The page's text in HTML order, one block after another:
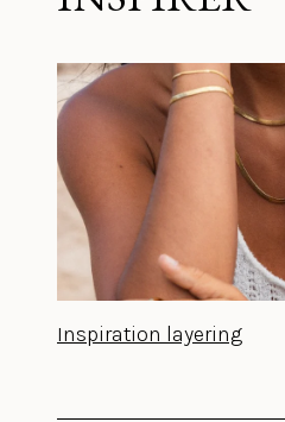
Inspiration layering